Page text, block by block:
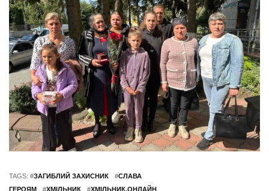
TAGS: #ЗАГИБЛИЙ ЗАХИСНИК #СЛАВА
ГЕРОЯМ
#ХМІЛЬНИК #ХМІЛЬНИК.ОНЛАЙН